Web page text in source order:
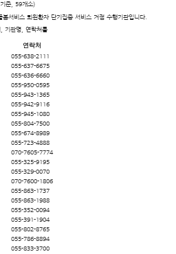
준, 59개소)
봄서비스 퇴원환자 단기집중 서비스 거점 수행기관입니다.
기관명, 연락처를
연락처
055-638-2111
055-637-6675
055-636-6660
055-950-0595
055-943-1365
055-942-9116
055-945-1080
055-804-7500
055-674-8989
055-723-4888
070-7605-7774
055-325-9195
055-329-0070
070-7600-1806
055-863-1737
055-863-1988
055-352-0094
055-391-1904
055-802-8765
055-786-8894
055-833-3700